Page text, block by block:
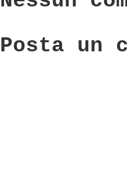
Posta un